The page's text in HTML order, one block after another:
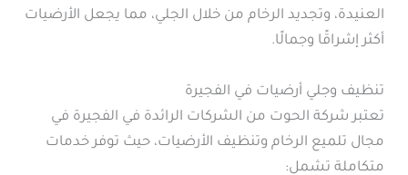
العنيدة، وتجديد الرخام من خلال الجلي، مما يجعل الأرضيات
أكثر إشراقًا وجمالًا.
تنظيف وجلي أرضيات في الفجيرة
تعتبر شركة الحوت من الشركات الرائدة في الفجيرة في
مجال تلميع الرخام وتنظيف الأرضيات، حيث توفر خدمات
متكاملة تشمل: